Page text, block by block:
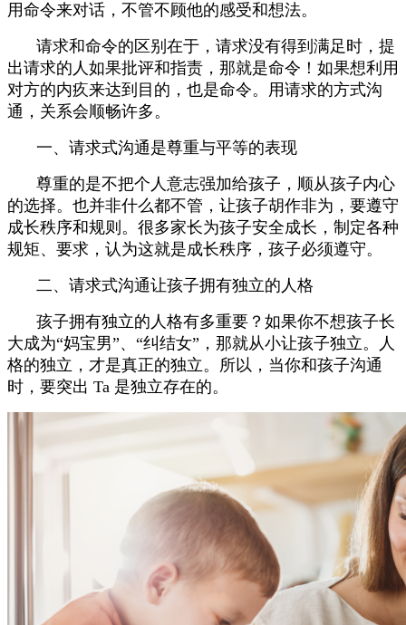
用命令来对话，不管不顾他的感受和想法。
请求和命令的区别在于，请求没有得到满足时，提
出请求的人如果批评和指责，那就是命令！如果想利用
对方的内疚来达到目的，也是命令。用请求的方式沟
通，关系会顺畅许多。
一、请求式沟通是尊重与平等的表现
尊重的是不把个人意志强加给孩子，顺从孩子内心
的选择。也并非什么都不管，让孩子胡作非为，要遵守
成长秩序和规则。很多家长为孩子安全成长，制定各种
规矩、要求，认为这就是成长秩序，孩子必须遵守。
二、请求式沟通让孩子拥有独立的人格
孩子拥有独立的人格有多重要？如果你不想孩子长
大成为“妈宝男”、“纠结女”，那就从小让孩子独立。人
格的独立，才是真正的独立。所以，当你和孩子沟通
时，要突出 Ta 是独立存在的。